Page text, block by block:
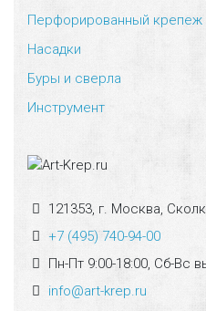
121353, г. Москва,
+7 (495) 740-94-00
Пн-Пт 9:00-18:00, Сб-Вс
info@art-krep.ru
Перфорированный крепеж
Насадки
Буры и сверла
Инструмент